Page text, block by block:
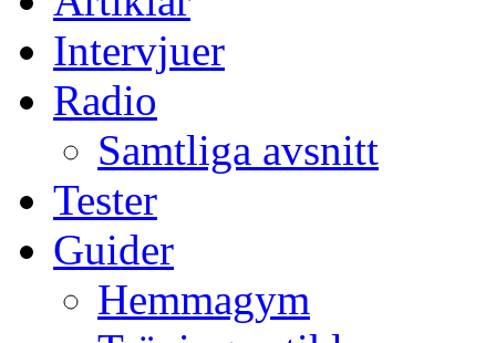
Intervjuer
Radio
Samtliga avsnitt
Tester
Guider
Hemmagym